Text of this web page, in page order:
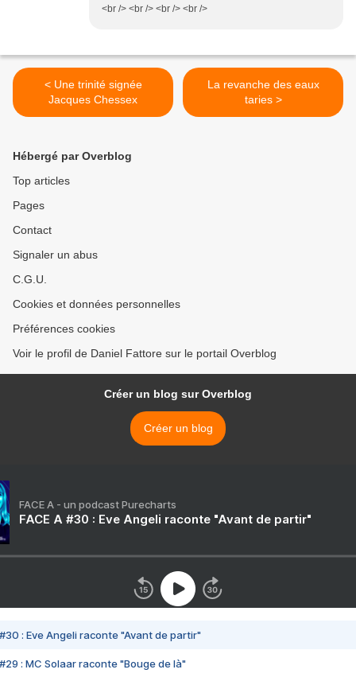
<br /> <br /> <br /> <br />
< Une trinité signée
Jacques Chessex
La revanche des eaux
taries >
Hébergé par Overblog
Top articles
Pages
Contact
Signaler un abus
C.G.U.
Cookies et données personnelles
Préférences cookies
Voir le profil de Daniel Fattore sur le portail Overblog
Créer un blog sur Overblog
Créer un blog
FACE A - un podcast Purecharts
FACE A #30 : Eve Angeli raconte "Avant de partir"
#30 : Eve Angeli raconte "Avant de partir"
#29 : MC Solaar raconte "Bouge de là"